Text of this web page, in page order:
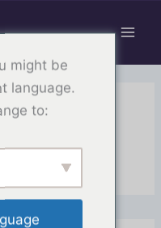
might be
language.
to: